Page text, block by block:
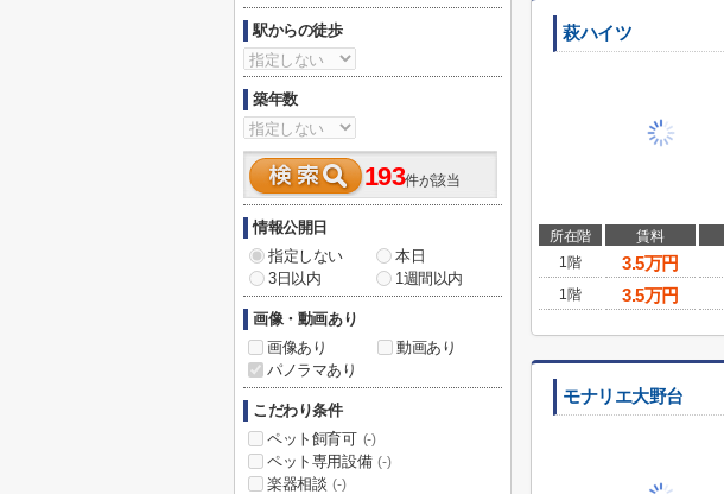
萩ハイツ
所在階 賃料
1階
3.5万円
1階
3.5万円
モナリエ大野台
駅からの徒歩
築年数
193件が該当
情報公開日
指定しない
本日
3日以内
1週間以内
画像・動画あり
画像あり
動画あり
パノラマあり
こだわり条件
ペット飼育可 (-)
ペット専用設備 (-)
楽器相談 (-)